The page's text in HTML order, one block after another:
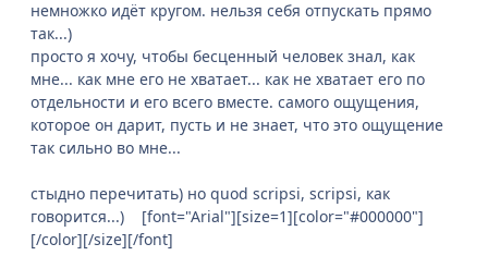
немножко идёт кругом. нельзя себя отпускать прямо
так...)
просто я хочу, чтобы бесценный человек знал, как
мне... как мне его не хватает... как не хватает его по
отдельности и его всего вместе. самого ощущения,
которое он дарит, пусть и не знает, что это ощущение
так сильно во мне...
стыдно перечитать) но quod scripsi, scripsi, как
говорится...) [font="Arial"][size=1][color="#000000"]
[/color][/size][/font]